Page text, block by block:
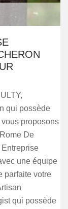
qui possède
proposons
De
une équipe
parfaite votre
qui possède